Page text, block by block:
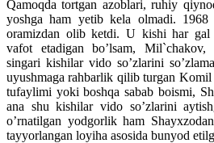
Qamoqda tortgan azoblari, ruhiy
yoshga ham yetib kela olmadi.
oramizdan olib ketdi. U kishi har gal
vafot etadigan bo’lsam,
singari kishilar vido so’zlarini
uyushmaga rahbarlik qilib turgan Komil
tufaylimi yoki boshqa sabab boismi,
ana shu kishilar vido so’zlarini
o’rnatilgan yodgorlik ham
tayyorlangan loyiha asosida bunyod